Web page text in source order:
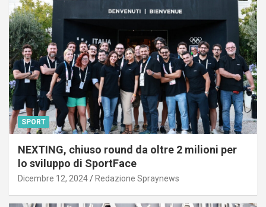
SPORT
NEXTING, chiuso round da oltre 2 milioni per
lo sviluppo di SportFace
Dicembre 12, 2024 Redazione Spraynews